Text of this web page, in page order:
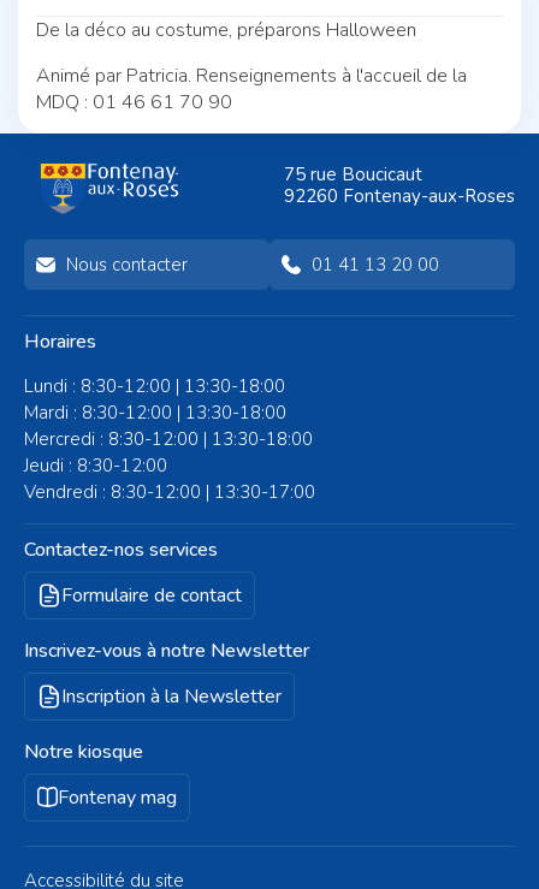
De la déco au costume, préparons Halloween
Animé par Patricia. Renseignements à l'accueil de la
MDQ : 01 46 61 70 90
75 rue Boucicaut
92260 Fontenay-aux-Roses
Nous contacter 01 41 13 20 00
Horaires
Lundi : 8:30-12:00 | 13:30-18:00
Mardi : 8:30-12:00 | 13:30-18:00
Mercredi : 8:30-12:00 | 13:30-18:00
Jeudi : 8:30-12:00
Vendredi : 8:30-12:00 | 13:30-17:00
Contactez-nos services
Formulaire de contact
Inscrivez-vous à notre Newsletter
Inscription à la Newsletter
Notre kiosque
Fontenay mag
Accessibilité du site